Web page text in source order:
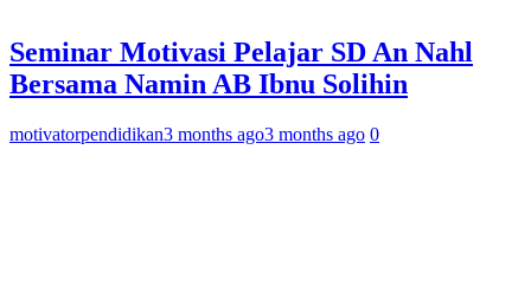
Seminar Motivasi Pelajar SD An Nahl
Bersama Namin AB Ibnu Solihin
motivatorpendidikan3 months ago3 months ago 0